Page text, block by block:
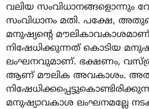
വലിയ സംവിധാനങ്ങളൊന്നും
സംവിധാനം മതി. പക്ഷേ,
മനുഷ്യന്റെ
നിഷേധിക്കുന്നത് കൊടിയ
ലംഘനവുമാണ്. ഭക്ഷണം, വസ്ത്രം,
ആണ് മൗലിക അവകാശം.
മനുഷ്യാവകാശ ലംഘനമല്ലേ